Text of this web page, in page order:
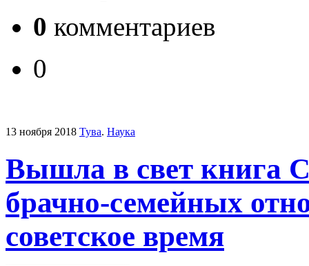
0 комментариев
0
13 ноября 2018 Тува. Наука
Вышла в свет книга
брачно-семейных
советское время